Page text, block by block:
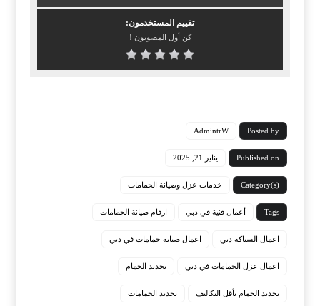
تقييم المستخدمون:
كن أول المصوتون !
Posted by
AdmintrW
Published on يناير 21, 2025
Category(s) خدمات عزل وصيانة الحمامات
Tags أعمال فنية في دبي ارقام صيانة الحمامات
اعمال السباكة دبي اعمال صيانة حمامات في دبي
اعمال عزل الحمامات في دبي تجديد الحمام
تجديد الحمام بأقل التكاليف تجديد الحمامات